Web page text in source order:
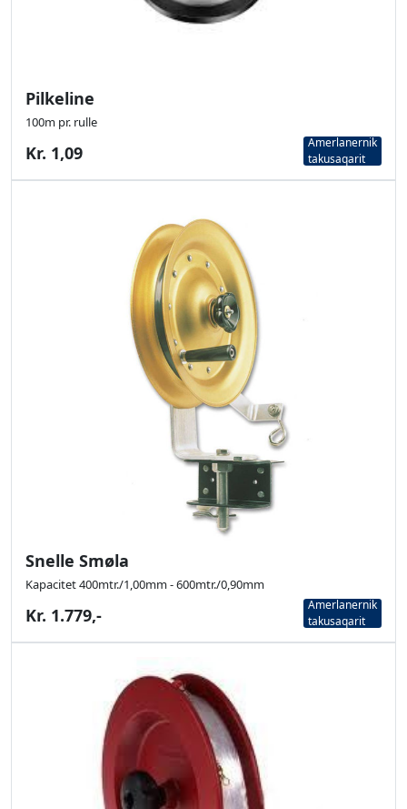
Pilkeline
100m pr. rulle
Kr. 1,09
Amerlanernik
takusaqarit
Snelle Smøla
Kapacitet 400mtr./1,00mm - 600mtr./0,90mm
Kr. 1.779,-
Amerlanernik
takusaqarit